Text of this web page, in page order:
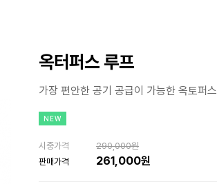
옥터퍼스 루프
가장 편안한 공기 공급이 가능한 옥토퍼스
NEW
시중가격
290,000원
판매가격
261,000원